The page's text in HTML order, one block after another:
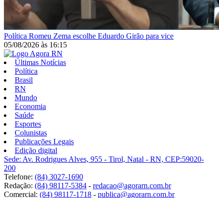
Política Romeu Zema escolhe Eduardo Girão para vice
05/08/2026 às 16:15
Últimas Notícias
Política
Brasil
RN
Mundo
Economia
Saúde
Esportes
Colunistas
Publicações Legais
Edição digital
Sede: Av. Rodrigues Alves, 955 - Tirol, Natal - RN, CEP:59020-
200
Telefone: (84) 3027-1690
Redação: (84) 98117-5384 - redacao@agorarn.com.br
Comercial: (84) 98117-1718 - publica@agorarn.com.br